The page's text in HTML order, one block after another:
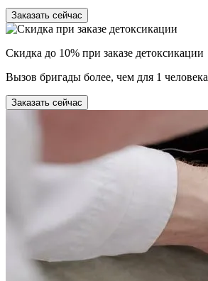
Заказать сейчас
Скидка до 10% при заказе детоксикации
Вызов бригады более, чем для 1 человека
Заказать сейчас